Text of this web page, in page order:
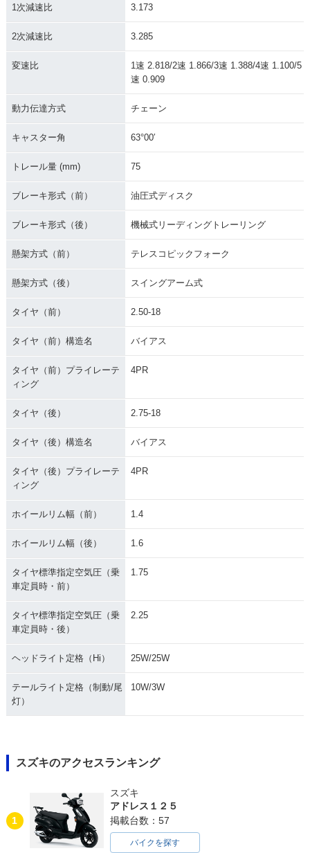
1次減速比 3.173
2次減速比 3.285
変速比
1速 2.818/2速 1.866/3速 1.388/4速 1.100/5
速 0.909
動力伝達方式 チェーン
キャスター角 63°00′
トレール量 (mm) 75
ブレーキ形式（前） 油圧式ディスク
ブレーキ形式（後） 機械式リーディングトレーリング
懸架方式（前） テレスコピックフォーク
懸架方式（後） スイングアーム式
タイヤ（前） 2.50-18
タイヤ（前）構造名 バイアス
タイヤ（前）プライレーテ
ィング
4PR
タイヤ（後） 2.75-18
タイヤ（後）構造名 バイアス
タイヤ（後）プライレーテ
ィング
4PR
ホイールリム幅（前） 1.4
ホイールリム幅（後） 1.6
タイヤ標準指定空気圧（乗
車定員時・前）
1.75
タイヤ標準指定空気圧（乗
車定員時・後）
2.25
ヘッドライト定格（Hi） 25W/25W
テールライト定格（制動/尾
灯）
10W/3W
スズキのアクセスランキング
1
スズキ
アドレス１２５
掲載台数：57
バイクを探す